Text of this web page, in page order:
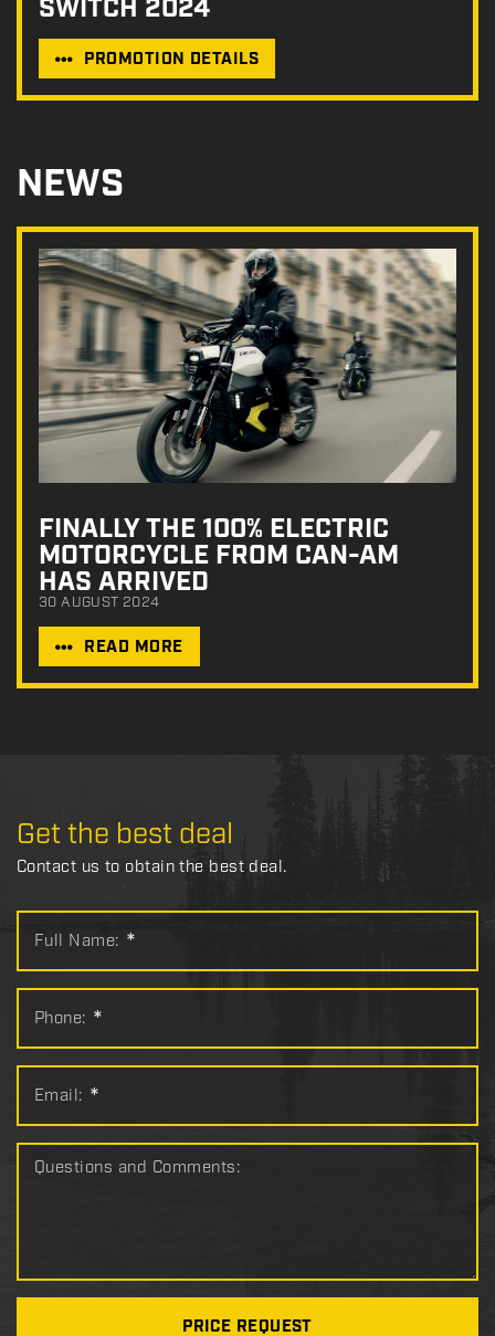
SWITCH 2024
PROMOTION DETAILS
NEWS
FINALLY THE 100% ELECTRIC
MOTORCYCLE FROM CAN-AM
HAS ARRIVED
30 AUGUST 2024
READ MORE
Get the best deal
Contact us to obtain the best deal.
Full Name: *
Phone: *
Email: *
Questions and Comments:
PRICE REQUEST